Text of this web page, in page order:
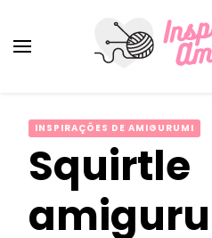
INSPIRAÇÕES DE AMIGURUMI
Squirtle